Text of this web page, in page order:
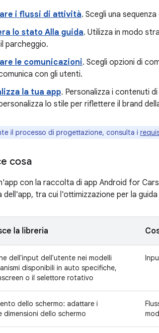
i flussi di attività. Scegli una
lo stato Alla guida. Utilizza in modo
parcheggio.
le comunicazioni. Scegli opzioni di
con gli utenti.
la tua app. Personalizza i contenuti
lo stile per riflettere il brand
il processo di progettazione, consulta i
cosa
con la raccolta di app Android for
dell'app, tra cui l'ottimizzazione per la
la libreria
dell'input dell'utente nei modelli
disponibili in auto specifiche,
o il selettore rotativo
dello schermo: adattare i
dimensioni dello schermo